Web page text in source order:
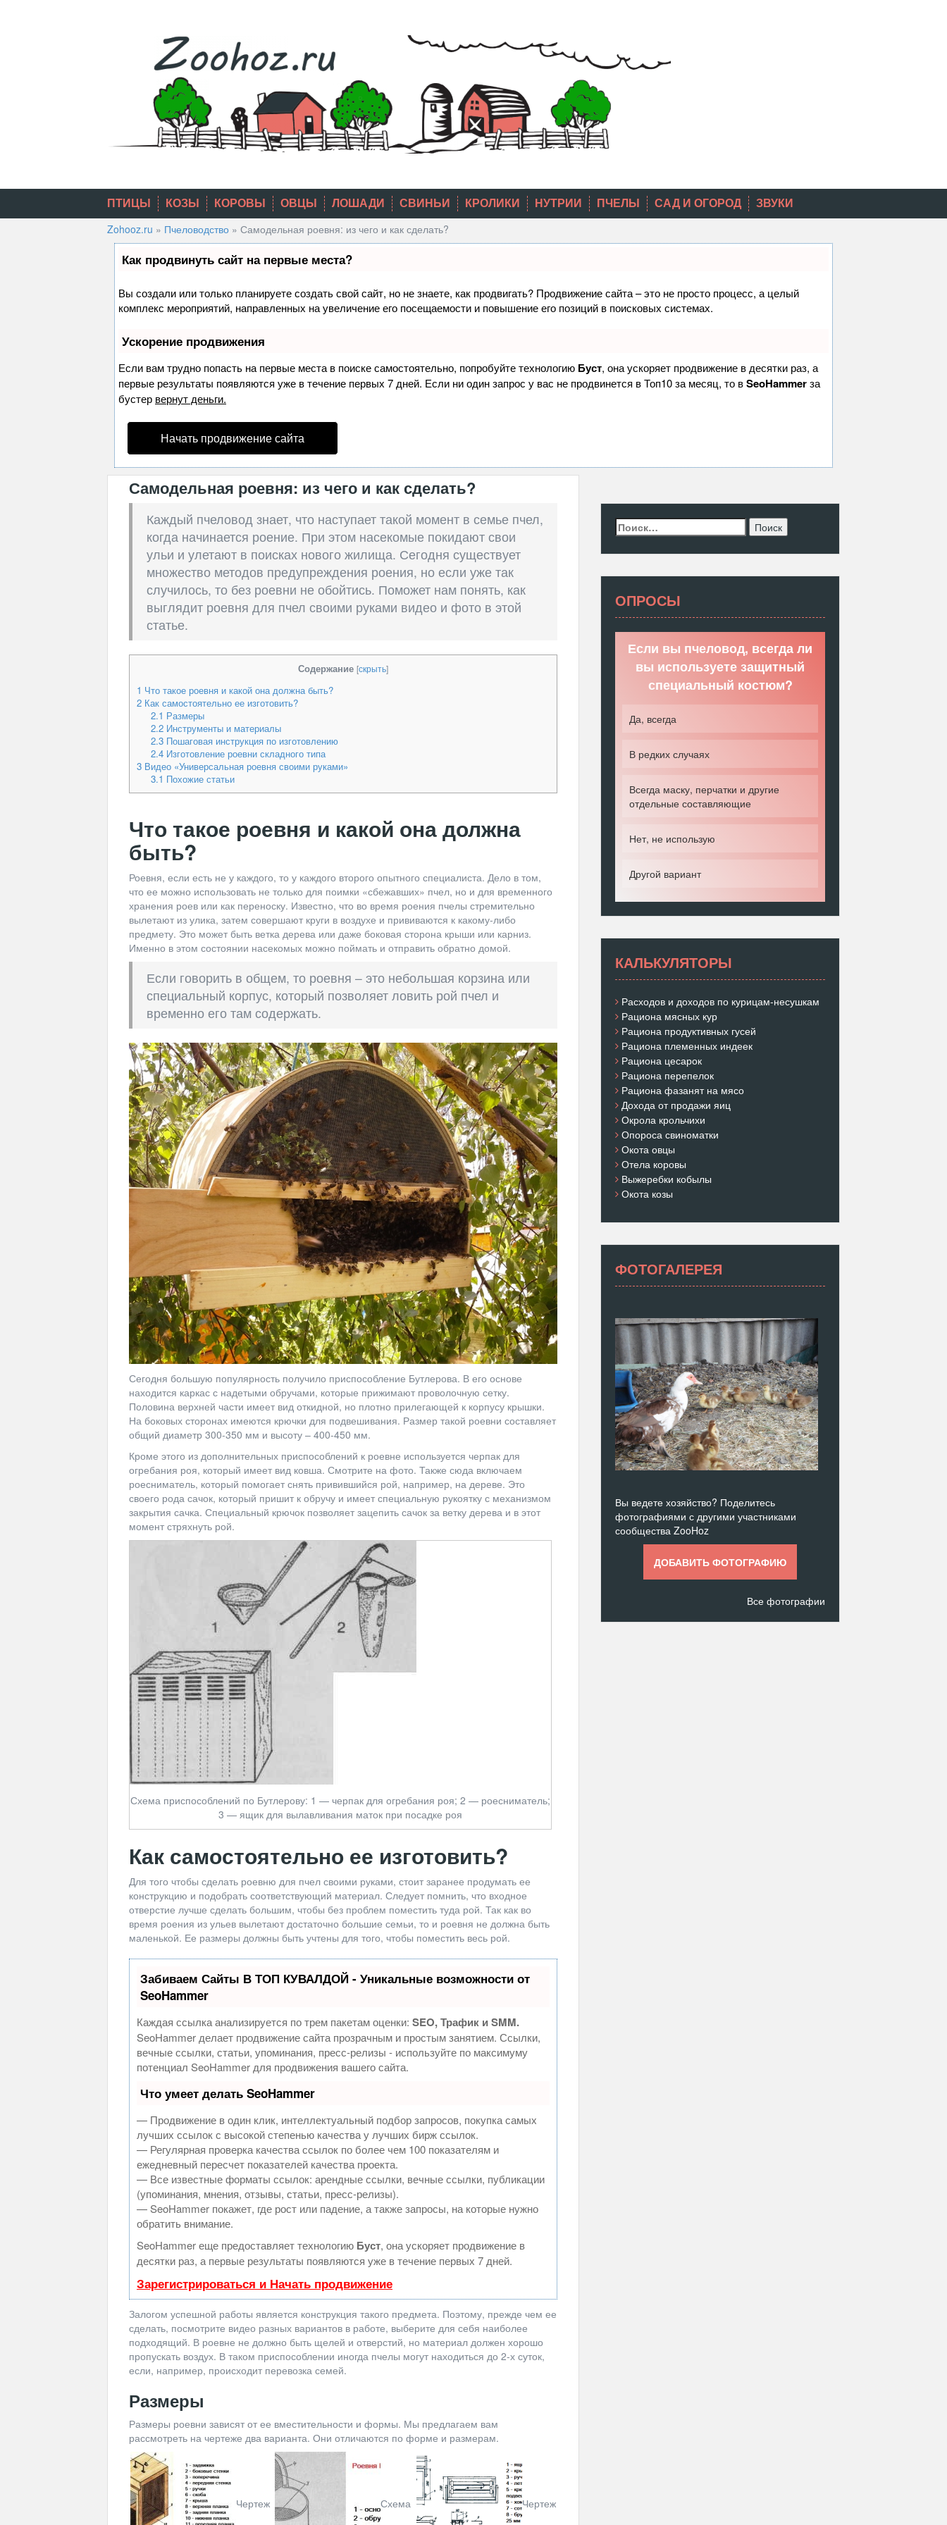
ПТИЦЫ КОЗЫ КОРОВЫ ОВЦЫ ЛОШАДИ СВИНЬИ КРОЛИКИ НУТРИИ ПЧЕЛЫ САД И ОГОРОД ЗВУКИ
Zohooz.ru » Пчеловодство » Самодельная роевня: из чего и как сделать?
Как продвинуть сайт на первые места?
Вы создали или только планируете создать свой сайт, но не знаете, как продвигать? Продвижение сайта – это не просто процесс, а целый
комплекс мероприятий, направленных на увеличение его посещаемости и повышение его позиций в поисковых системах.
Ускорение продвижения
Если вам трудно попасть на первые места в поиске самостоятельно, попробуйте технологию Буст, она ускоряет продвижение в десятки раз, а
первые результаты появляются уже в течение первых 7 дней. Если ни один запрос у вас не продвинется в Топ10 за месяц, то вSeoHammerза
бустер вернут деньги.
Начать продвижение сайта
Самодельная роевня: из чего и как сделать?
Каждый пчеловод знает, что наступает такой момент в семье пчел,
когда начинается роение. При этом насекомые покидают свои
ульи и улетают в поисках нового жилища. Сегодня существует
множество методов предупреждения роения, но если уже так
случилось, то без роевни не обойтись. Поможет нам понять, как
выглядит роевня для пчел своими руками видео и фото в этой
статье.
Содержание [скрыть]
1 Что такое роевня и какой она должна быть?
2 Как самостоятельно ее изготовить?
2.1 Размеры
2.2Инструменты и материалы
2.3Пошаговая инструкция по изготовлению
2.4Изготовление роевни складного типа
3 Видео «Универсальная роевня своими руками»
3.1 Похожие статьи
Что такое роевня и какой она должна
быть?
Роевня, если есть не у каждого, то у каждого второго опытного специалиста. Дело в том,
что ее можно использовать не только для поимки «сбежавших» пчел, но и для временного
хранения роев или как переноску. Известно, что во время роения пчелы стремительно
вылетают из улика, затем совершают круги в воздухе и прививаются к какому-либо
предмету. Это может быть ветка дерева или даже боковая сторона крыши или карниз.
Именно в этом состоянии насекомых можно поймать и отправить обратно домой.
Если говорить в общем, то роевня – это небольшая корзина или
специальный корпус, который позволяет ловить рой пчел и
временно его там содержать.
Сегодня большую популярность получило приспособление Бутлерова. В его основе
находится каркас с надетыми обручами, которые прижимают проволочную сетку.
Половина верхней части имеет вид откидной, но плотно прилегающей к корпусу крышки.
На боковых сторонах имеются крючки для подвешивания. Размер такой роевни составляет
общий диаметр 300-350 мм и высоту – 400-450 мм.
Кроме этого из дополнительных приспособлений к роевне используется черпак для
огребания роя, который имеет вид ковша. Смотрите на фото. Также сюда включаем
роесниматель, который помогает снять привившийся рой, например, на дереве. Это
своего рода сачок, который пришит к обручу и имеет специальную рукоятку с механизмом
закрытия сачка. Специальный крючок позволяет зацепить сачок за ветку дерева и в этот
момент стряхнуть рой.
Схема приспособлений по Бутлерову: 1 — черпак для огребания роя; 2 — роесниматель;
3 — ящик для вылавливания маток при посадке роя
Как самостоятельно ее изготовить?
Для того чтобы сделать роевню для пчел своими руками, стоит заранее продумать ее
конструкцию и подобрать соответствующий материал. Следует помнить, что входное
отверстие лучше сделать большим, чтобы без проблем поместить туда рой. Так как во
время роения из ульев вылетают достаточно большие семьи, то и роевня не должна быть
маленькой. Ее размеры должны быть учтены для того, чтобы поместить весь рой.
Забиваем Сайты В ТОП КУВАЛДОЙ - Уникальные возможности от
SeoHammer
Каждая ссылка анализируется по трем пакетам оценки: SEO, Трафик и SMM.
SeoHammer делает продвижение сайта прозрачным и простым занятием. Ссылки,
вечные ссылки, статьи, упоминания, пресс-релизы - используйте по максимуму
потенциал SeoHammer для продвижения вашего сайта.
Что умеет делать SeoHammer
— Продвижение в один клик, интеллектуальный подбор запросов, покупка самых
лучших ссылок с высокой степенью качества у лучших бирж ссылок.
— Регулярная проверка качества ссылок по более чем 100 показателям и
ежедневный пересчет показателей качества проекта.
— Все известные форматы ссылок: арендные ссылки, вечные ссылки, публикации
(упоминания, мнения, отзывы, статьи, пресс-релизы).
— SeoHammer покажет, где рост или падение, а также запросы, на которые нужно
обратить внимание.
SeoHammer еще предоставляет технологию Буст, она ускоряет продвижение в
десятки раз, а первые результаты появляются уже в течение первых 7 дней.
Зарегистрироваться и Начать продвижение
Залогом успешной работы является конструкция такого предмета. Поэтому, прежде чем ее
сделать, посмотрите видео разных вариантов в работе, выберите для себя наиболее
подходящий. В роевне не должно быть щелей и отверстий, но материал должен хорошо
пропускать воздух. В таком приспособлении иногда пчелы могут находиться до 2-х суток,
если, например, происходит перевозка семей.
Размеры
Размеры роевни зависят от ее вместительности и формы. Мы предлагаем вам
рассмотреть на чертеже два варианта. Они отличаются по форме и размерам.
Чертеж Схема Чертеж
Найти:
ОПРОСЫ
Если вы пчеловод, всегда ли
вы используете защитный
специальный костюм?
Да, всегда
В редких случаях
Всегда маску, перчатки и другие
отдельные составляющие
Нет, не использую
Другой вариант
КАЛЬКУЛЯТОРЫ
Расходов и доходов по курицам-несушкам
Рациона мясных кур
Рациона продуктивных гусей
Рациона племенных индеек
Рациона цесарок
Рациона перепелок
Рациона фазанят на мясо
Дохода от продажи яиц
Окрола крольчихи
Опороса свиноматки
Окота овцы
Отела коровы
Выжеребки кобылы
Окота козы
ФОТОГАЛЕРЕЯ
Вы ведете хозяйство? Поделитесь
фотографиями с другими участниками
сообщества ZooHoz
ДОБАВИТЬ ФОТОГРАФИЮ
Все фотографии